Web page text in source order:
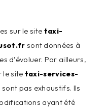
sur le site taxi-
sont données à
d’évoluer. Par ailleurs,
le site taxi-services-
sont pas exhaustifs. Ils
ayant été